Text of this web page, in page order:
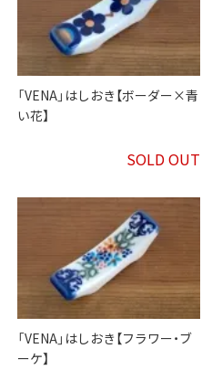
「VENA」はしおき【ボーダー×青
い花】
SOLD OUT
「VENA」はしおき【フラワー・ブ
ーケ】